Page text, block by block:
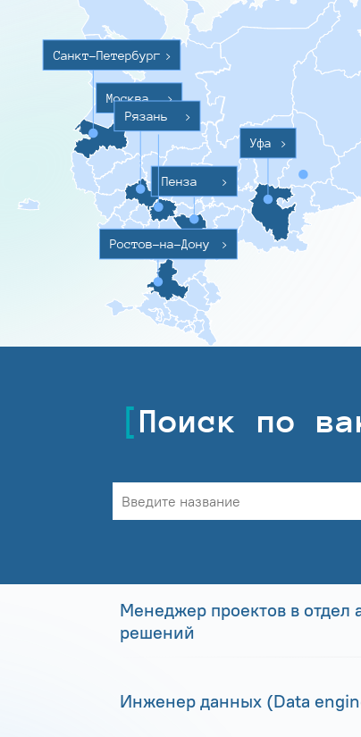
Санкт-Петербург >
Москва >
Ростов-на-Дону >
Пенза >
Уфа >
Рязань >
Поиск по
Менеджер проектов в отдел
решений
Инженер данных (Data